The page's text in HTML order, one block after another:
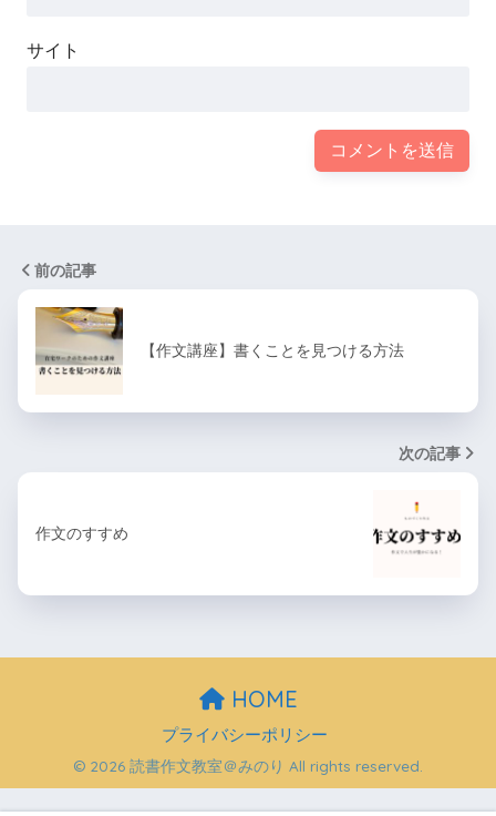
サイト
前の記事
【作文講座】書くことを見つける方法
次の記事
作文のすすめ
HOME
プライバシーポリシー
© 2026 読書作文教室＠みのり All rights reserved.